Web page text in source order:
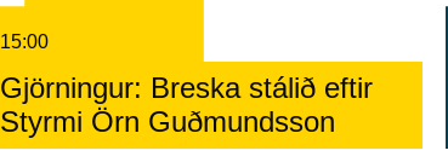
15:00
Gjörningur: Breska stálið eftir
Styrmi Örn Guðmundsson